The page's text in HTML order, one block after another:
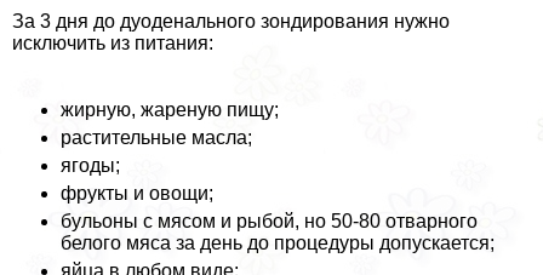
За 3 дня до дуоденального зондирования нужно
исключить из питания:
жирную, жареную пищу;
растительные масла;
ягоды;
фрукты и овощи;
бульоны с мясом и рыбой, но 50-80 отварного
белого мяса за день до процедуры допускается;